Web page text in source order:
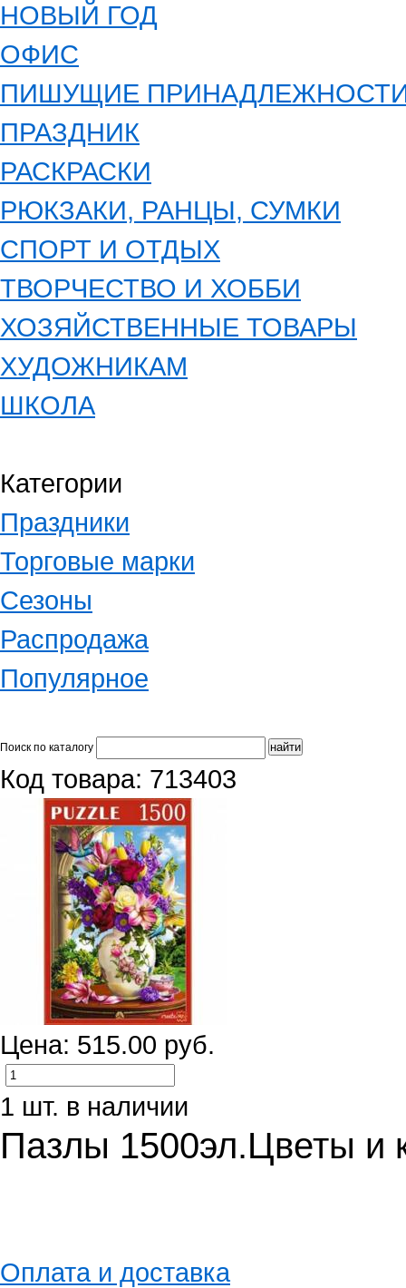
НОВЫЙ ГОД
ОФИС
ПИШУЩИЕ
ПРАЗДНИК
РАСКРАСКИ
РЮКЗАКИ, РАНЦЫ, СУМКИ
СПОРТ И ОТДЫХ
ТВОРЧЕСТВО И ХОББИ
ХОЗЯЙСТВЕННЫЕ ТОВАРЫ
ХУДОЖНИКАМ
ШКОЛА
Категории
Праздники
Торговые марки
Сезоны
Распродажа
Популярное
Поиск по каталогу
Код товара: 713403
Цена: 515.00 руб.
1 шт. в наличии
Пазлы 1500эл.Цветы и
Оплата и доставка